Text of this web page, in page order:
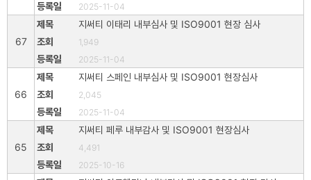
2025-11-04
67
지써티 이태리 내부심사 및 ISO9001 현장 심사
1,949
2025-11-04
66
지써티 스페인 내부심사 및 ISO9001 현장심사
2,045
2025-11-04
65
지써티 페루 내부감사 및 ISO9001 현장심사
4,491
2025-10-16